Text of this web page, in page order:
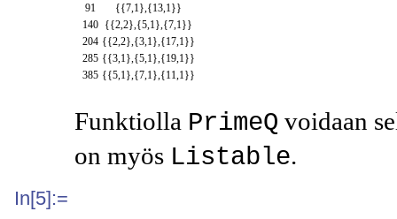
91
{{7,1},{13,1}}
140 {{2,2},{5,1},{7,1}}
204 {{2,2},{3,1},{17,1}}
285 {{3,1},{5,1},{19,1}}
385 {{5,1},{7,1},{11,1}}
Funktiolla PrimeQ voidaan
on myös Listable.
In[5]:=